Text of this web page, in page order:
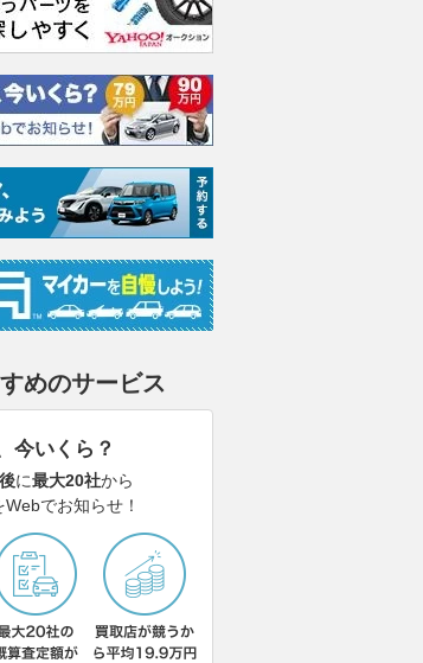
めのサービス
今いくら？
に最大20社から
でお知らせ！